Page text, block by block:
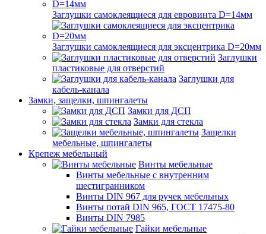
Заглушки самоклеящиеся для евровинта D=14мм
Заглушки самоклеящиеся для эксцентрика D=20мм
Заглушки
пластиковые для отверстий
Заглушки для
кабель-канала
Замки, защелки, шпингалеты
Замки для ДСП
Замки для стекла
Защелки
мебельные, шпингалеты
Крепеж мебельный
Винты мебельные
Винты мебельные с внутренним
шестигранником
Винты DIN 967 для ручек мебельных
Винты потай DIN 965, ГОСТ 17475-80
Винты DIN 7985
Гайки мебельные